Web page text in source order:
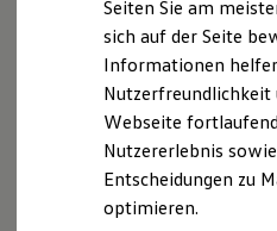
Wartungsverträge
Besitzer & Service
Reparatur & Service
Sommer-Special
Reparatur,
Servicetermin
Service-Vorteile
ServicePlus
Economy Service
Räder & Reifen
der Nr. HRB 100484 ( „
VolkswagenAutonomous
Mecklenheidestraße 74, c/o
Nutzfahrzeuge, Brieffach
eingetragen im
Seiten Sie am
sich auf der Seite
Informationen
Nutzerfreundlichkeit
Webseite
Nutzererlebnis
Entscheidungen zu
optimieren.